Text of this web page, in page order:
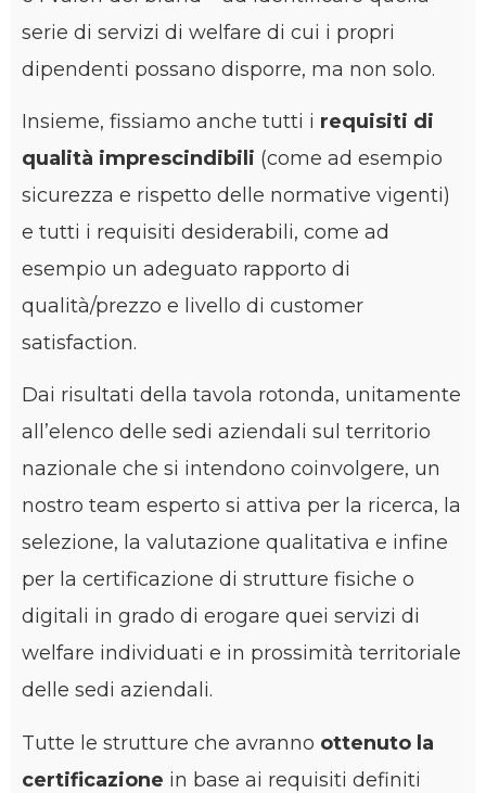
serie di servizi di welfare di cui i propri
dipendenti possano disporre, ma non solo.
Insieme, fissiamo anche tutti i requisiti di
qualità imprescindibili (come ad esempio
sicurezza e rispetto delle normative vigenti)
e tutti i requisiti desiderabili, come ad
esempio un adeguato rapporto di
qualità/prezzo e livello di customer
satisfaction.
Dai risultati della tavola rotonda, unitamente
all’elenco delle sedi aziendali sul territorio
nazionale che si intendono coinvolgere, un
nostro team esperto si attiva per la ricerca, la
selezione, la valutazione qualitativa e infine
per la certificazione di strutture fisiche o
digitali in grado di erogare quei servizi di
welfare individuati e in prossimità territoriale
delle sedi aziendali.
Tutte le strutture che avranno ottenuto la
certificazione in base ai requisiti definiti